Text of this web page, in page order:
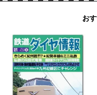
お